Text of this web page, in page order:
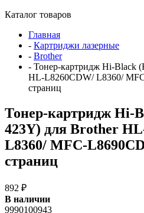
Каталог товаров
Главная
- Картриджи лазерные
- Brother
- Тонер-картридж Hi-Black
HL-L8260CDW/ L8360/
страниц
Тонер-картридж Hi-
423Y) для Brother
L8360/ MFC-
страниц
892 ₽
В наличии
9990100943